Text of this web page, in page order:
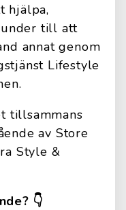
hjälpa,
till att
annat genom
Lifestyle
tillsammans
av Store
Style &
👇